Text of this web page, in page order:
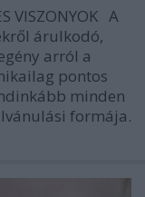
VISZONYOK A
árulkodó,
arról a
pontos
minden
formája.